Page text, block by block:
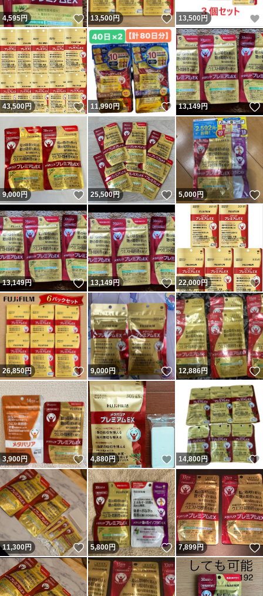
4,595円 いいね！
13,500円 いいね！
13,500 円
43,500円 いいね！
11,990円 いいね！
13,149円
9,000円 いいね！
25,500円 いいね！
5,000円
13,149円 いいね！
13,149円 いいね！
22,000円
26,850円 いいね！
9,000円 いいね！
12,886円
3,900円 いいね！
4,880円 いいね！
14,800円
11,300円 いいね！
5,800円 いいね！
7,899円